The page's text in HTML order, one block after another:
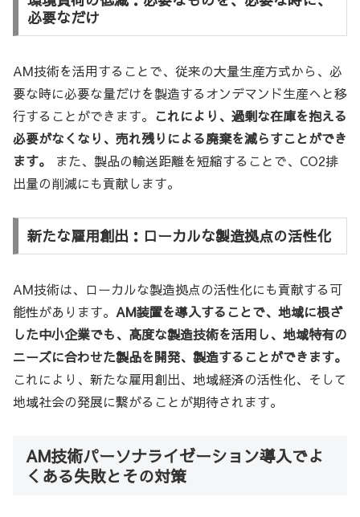
必要なだけ
AM技術を活用することで、従来の大量生産方式から、必
要な時に必要な量だけを製造するオンデマンド生産へと移
行することができます。 これにより、過剰な在庫を抱える
必要がなくなり、売れ残りによる廃棄を減らすことができ
ます。
また、製品の輸送距離を短縮することで、CO2排
出量の削減にも貢献します。
新たな雇用創出：ローカルな製造拠点の活性化
AM技術は、ローカルな製造拠点の活性化にも貢献する可
能性があります。 AM装置を導入することで、地域に根ざ
した中小企業でも、高度な製造技術を活用し、地域特有の
ニーズに合わせた製品を開発、製造することができます。
これにより、新たな雇用創出、地域経済の活性化、そして
地域社会の発展に繋がることが期待されます。
AM技術パーソナライゼーション導入でよ
くある失敗とその対策